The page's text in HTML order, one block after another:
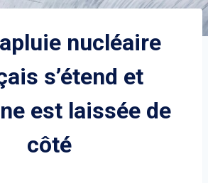
nucléaire
s’étend et
est laissée de
côté